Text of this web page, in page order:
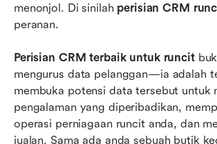
menonjol. Di sinilah perisian CRM
peranan.
Perisian CRM terbaik untuk runcit
mengurus data pelanggan—ia adalah
membuka potensi data tersebut untuk
pengalaman yang diperibadikan,
operasi perniagaan runcit anda, dan
jualan. Sama ada anda sebuah butik
Manfaat menggunakan perisian
anda
Trend masa depan perisian CRM
Fikiran akhir: Mengapa perisian
adalah keperluan bagi peruncit